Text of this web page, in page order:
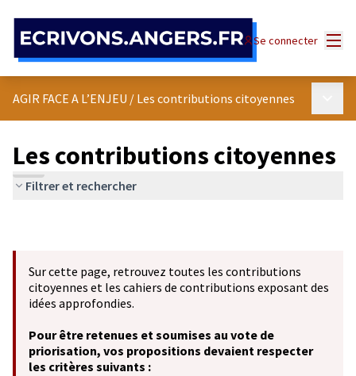
Se connecter
AGIR FACE A L’ENJEU / Les contributions citoyennes
Les contributions citoyennes
Filtrer et rechercher
Sur cette page, retrouvez toutes les contributions
citoyennes et les cahiers de contributions exposant des
idées approfondies.
Pour être retenues et soumises au vote de
priorisation, vos propositions devaient respecter
les critères suivants :